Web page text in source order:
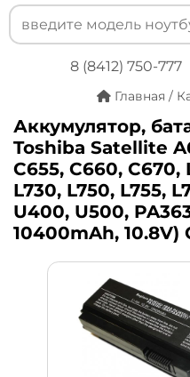
8 (8412) 750-777
Главная /
Аккумулятор,
Toshiba Satellite
C655, C660, C670,
L730, L750, L755,
U400, U500,
10400mAh, 10.8V)